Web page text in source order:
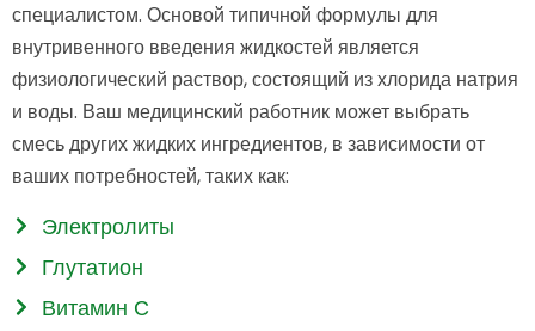
специалистом. Основой типичной формулы для
внутривенного введения жидкостей является
физиологический раствор, состоящий из хлорида натрия
и воды. Ваш медицинский работник может выбрать
смесь других жидких ингредиентов, в зависимости от
ваших потребностей, таких как:
Электролиты
Глутатион
Витамин С